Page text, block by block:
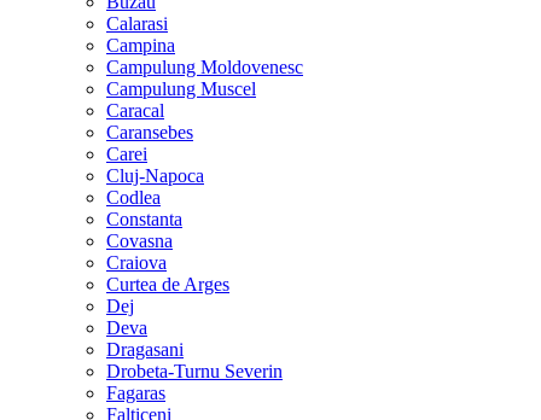
Calarasi
Campina
Campulung Moldovenesc
Campulung Muscel
Caracal
Caransebes
Carei
Cluj-Napoca
Codlea
Constanta
Covasna
Craiova
Curtea de Arges
Dej
Deva
Dragasani
Drobeta-Turnu Severin
Fagaras
Falticeni